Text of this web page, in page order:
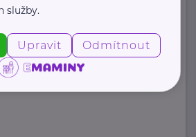
služby.
Upravit Odmítnout